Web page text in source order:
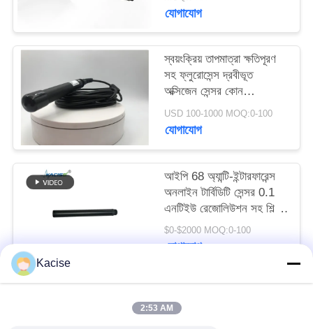
উদ্ধৃতির
জন্য
সাইট
ম্যাপ
গোপনীয়তা
যোগাযোগ
স্বয়ংক্রিয় তাপমাত্রা ক্ষতিপূরণ
সহ ফ্লুরোসেন্স দ্রবীভূত
অক্সিজেন সেন্সর কোন
ইলেক্ট্রোলাইট প্রয়োজন এবং
RS485 আউটপুট
USD 100-1000 MOQ:0-100
যোগাযোগ
আইপি 68 অ্যান্টি-ইন্টারফারেন্স
অনলাইন টার্বিডিটি সেন্সর 0.1
এনটিইউ রেজোলিউশন সহ শিল্প
জল মানের পর্যবেক্ষণের জন্য
$0-$2000 MOQ:0-100
যোগাযোগ
Kacise
2:53 AM